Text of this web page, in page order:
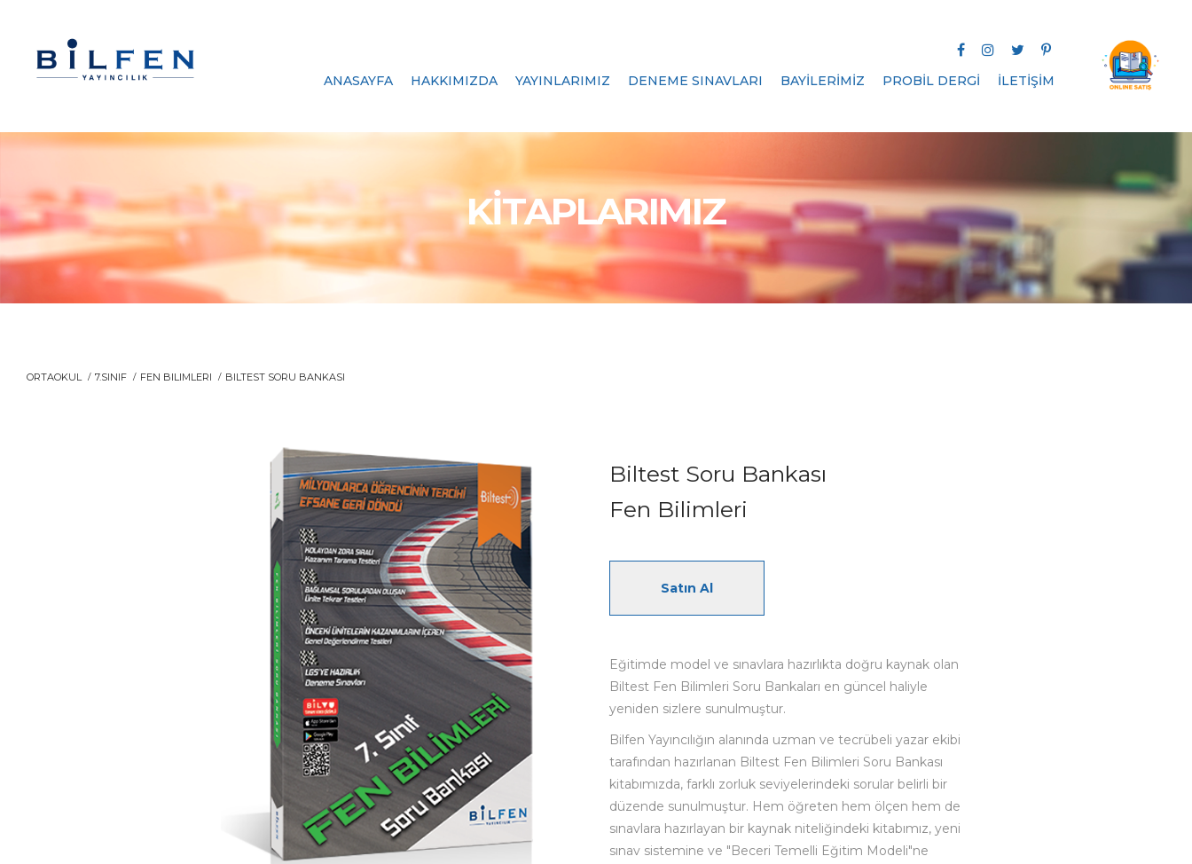
ANASAYFA HAKKIMIZDA YAYINLARIMIZ DENEME SINAVLARI BAYİLERİMİZ PROBİL DERGİ İLETİŞİM
KİTAPLARIMIZ
ORTAOKUL 7.SINIF FEN BILIMLERI BILTEST SORU BANKASI
Biltest Soru Bankası
Fen Bilimleri
Satın Al
Eğitimde model ve sınavlara hazırlıkta doğru kaynak olan
Biltest Fen Bilimleri Soru Bankaları en güncel haliyle
yeniden sizlere sunulmuştur.
Bilfen Yayıncılığın alanında uzman ve tecrübeli yazar ekibi
tarafından hazırlanan Biltest Fen Bilimleri Soru Bankası
kitabımızda, farklı zorluk seviyelerindeki sorular belirli bir
düzende sunulmuştur. Hem öğreten hem ölçen hem de
sınavlara hazırlayan bir kaynak niteliğindeki kitabımız, yeni
sınav sistemine ve "Beceri Temelli Eğitim Modeli"ne